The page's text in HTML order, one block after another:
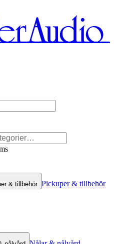
& tillbehör Pickuper & tillbehör